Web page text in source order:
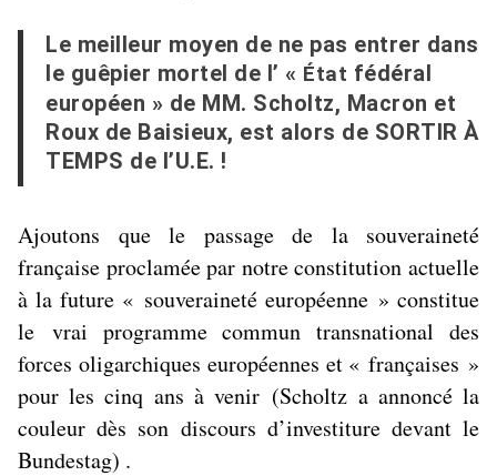
Le meilleur moyen de ne pas entrer dans
le guêpier mortel de l’ « État fédéral
européen » de MM. Scholtz, Macron et
Roux de Baisieux, est alors de SORTIR À
TEMPS de l’U.E. !
Ajoutons que le passage de la souveraineté
française proclamée par notre constitution actuelle
à la future « souveraineté européenne » constitue
le vrai programme commun transnational des
forces oligarchiques européennes et « françaises »
pour les cinq ans à venir (Scholtz a annoncé la
couleur dès son discours d’investiture devant le
Bundestag) .